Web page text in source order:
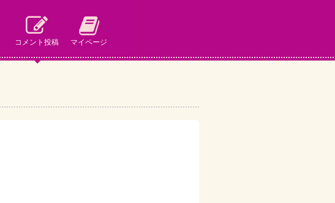
コメント投稿 マイページ